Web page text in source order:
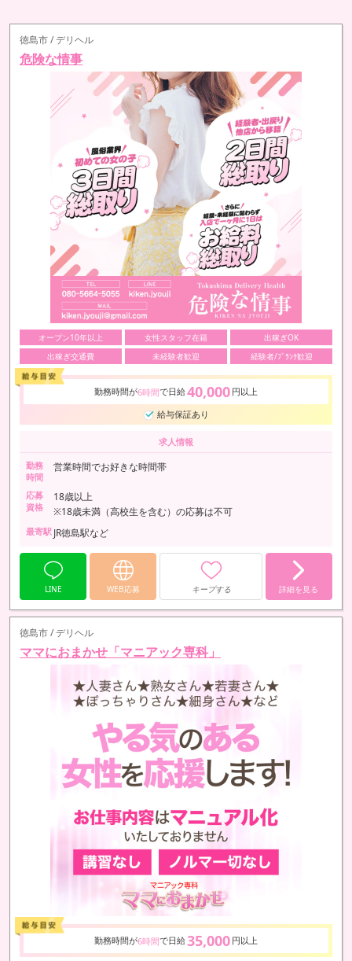
徳島市 / デリヘル
危険な情事
オープン10年以上 女性スタッフ在籍
出稼ぎOK
出稼ぎ交通費
未経験者歓迎 経験者/ﾌﾞﾗﾝｸ歓迎
勤務時間が6時間で日給40,000 円以上
給与保証あり
求人情報
勤務
時間
営業時間でお好きな時間帯
応募
資格
18歳以上
※18歳未満（高校生を含む）の応募は不可
最寄駅 JR徳島駅など
LINE WEB応募 キープする 詳細を見る
徳島市 / デリヘル
ママにおまかせ「マニアック専科」
勤務時間が6時間で日給35,000 円以上